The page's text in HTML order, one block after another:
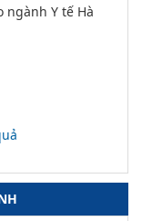
ngành Y tế Hà